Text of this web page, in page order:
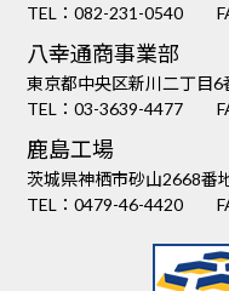
TEL：082-231-0540
八幸通商事業部
東京都中央区新川二丁目
TEL：03-3639-4477
鹿島工場
茨城県神栖市砂山2668番
TEL：0479-46-4420